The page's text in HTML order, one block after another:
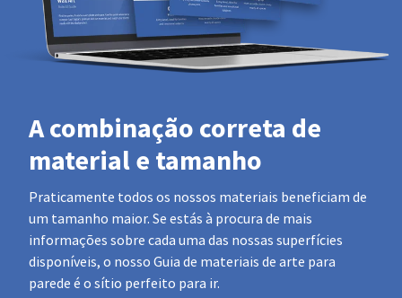
A combinação correta de
material e tamanho
Praticamente todos os nossos materiais beneficiam de
um tamanho maior. Se estás à procura de mais
informações sobre cada uma das nossas superfícies
disponíveis, o nosso Guia de materiais de arte para
parede é o sítio perfeito para ir.